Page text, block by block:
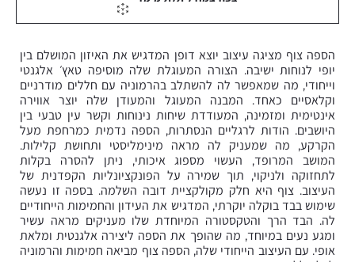
הספה צוף מציגה עיצוב יוצא דופן המדגיש את האיזון המושלם בין
יופי לנוחות ישיבה. הצורה המעוגלת שלה מוסיפה טאץ׳ אלגנטי
וייחודי, מה שמאפשר לה להשתלב בהרמוניה עם חללים מודרניים
וקלאסיים כאחד. המבנה המעוגל והמעודן שלה יוצר אווירה
אינטימית ומזמינה, המעודדת שיחות נינוחות וקשר עין טבעי בין
היושבים. הודות לרגליים הנסתרות, הספה נדמית כמרחפת מעל
הקרקע, מה שמעניק לה מראה מינימליסטי ותחושת קלילות.
המושב המרופד, העשוי מספוג איכותי, ניתן להסרה בקלות
לתחזוקה ולניקוי, תוך שמירה על הפונקציונליות הקפדנית של
העיצוב. צוף היא חלק מקולקציית דובה השלמה. בספה זו נעשה
שימוש בבד בוקלה יוקרתי, המדגיש את העידון והחמימות הייחודיים
לה. הבד הרך והטקסטורה המיוחדת שלו מעניקים מראה עשיר
ומגע נעים במיוחד, מה שהופך את הספה ליצירה אלגנטית ומלאת
אופי. עם העיצוב הייחודי שלה, הספה צוף מביאה חמימות והרמוניה